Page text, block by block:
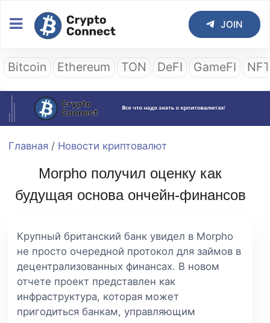
JOIN
Bitcoin Ethereum TON DeFI GameFI
Главная / Новости криптовалют
Morpho получил оценку как
будущая основа ончейн-финансов
Крупный британский банк увидел в Morpho
не просто очередной протокол для займов в
децентрализованных финансах. В новом
отчете проект представлен как
инфраструктура, которая может
пригодиться банкам, управляющим